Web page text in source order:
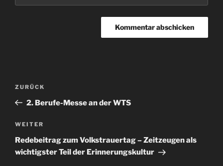
Beitragsnavigation
Vorheriger
Beitrag
ZURÜCK
2. Berufe-Messe an der WTS
Nächster
Beitrag
WEITER
Redebeitrag zum Volkstrauertag – Zeitzeugen als
wichtigster Teil der Erinnerungskultur